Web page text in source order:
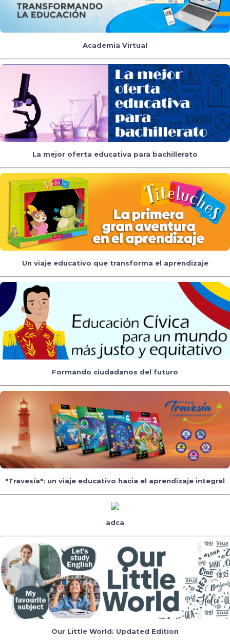
Academia Virtual
La mejor oferta educativa para bachillerato
Un viaje educativo que transforma el aprendizaje
Formando ciudadanos del futuro
"Travesía": un viaje educativo hacia el aprendizaje integral
adca
Our Little World: Updated Edition